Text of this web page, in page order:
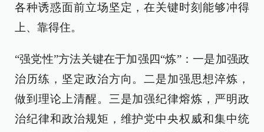
各种诱惑面前立场坚定，在关键时刻能够冲得
上、靠得住。
“强党性”方法关键在于加强四“炼”：一是加强政
治历练，坚定政治方向。二是加强思想淬炼，
做到理论上清醒。三是加强纪律熔炼，严明政
治纪律和政治规矩，维护党中央权威和集中统